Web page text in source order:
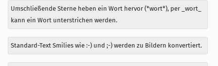
Umschließende Sterne heben ein Wort hervor (*wort*), per _wort_
kann ein Wort unterstrichen werden.
Standard-Text Smilies wie :-) und ;-) werden zu Bildern konvertiert.